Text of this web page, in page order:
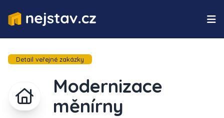
Detail veřejné zakázky
Modernizace
měnírny